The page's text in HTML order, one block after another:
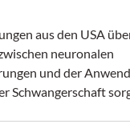
aus den USA
neuronalen
und der
Schwangerschaft